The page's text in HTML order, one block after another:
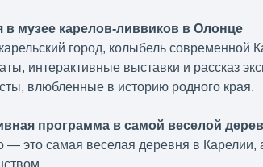
в музее карелов-ливвиков в Олонце
город, колыбель современной
интерактивные выставки и рассказ
влюбленные в историю родного края.
программа в самой веселой
— это самая веселая деревня в